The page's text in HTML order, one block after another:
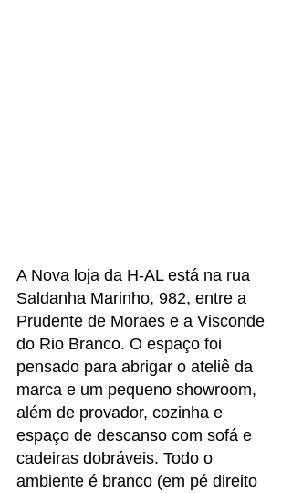
A Nova loja da H-AL está na rua
Saldanha Marinho, 982, entre a
Prudente de Moraes e a Visconde
do Rio Branco. O espaço foi
pensado para abrigar o ateliê da
marca e um pequeno showroom,
além de provador, cozinha e
espaço de descanso com sofá e
cadeiras dobráveis. Todo o
ambiente é branco (em pé direito